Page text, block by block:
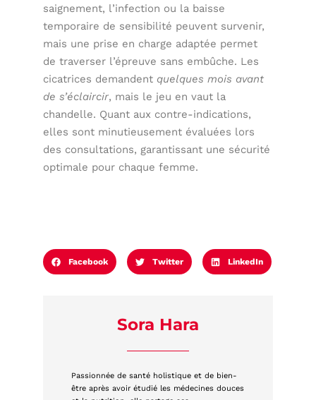
saignement, l’infection ou la baisse
temporaire de sensibilité peuvent survenir,
mais une prise en charge adaptée permet
de traverser l’épreuve sans embûche. Les
cicatrices demandent quelques mois avant
de s’éclaircir, mais le jeu en vaut la
chandelle. Quant aux contre-indications,
elles sont minutieusement évaluées lors
des consultations, garantissant une sécurité
optimale pour chaque femme.
Facebook Twitter LinkedIn
Sora Hara
Passionnée de santé holistique et de bien-
être après avoir étudié les médecines douces